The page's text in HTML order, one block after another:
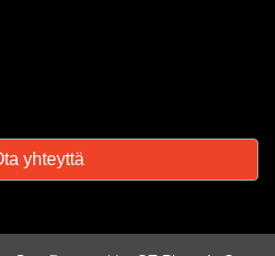
yhteyttä